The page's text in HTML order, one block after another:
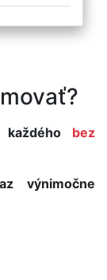
bez
výnimočne